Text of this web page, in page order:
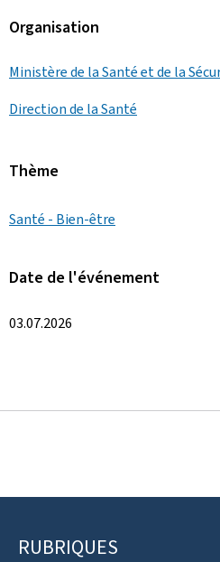
Organisation
Ministère de la Santé et de la
Direction de la Santé
Thème
Santé - Bien-être
Date de l'événement
03.07.2026
P
RUBRIQUES